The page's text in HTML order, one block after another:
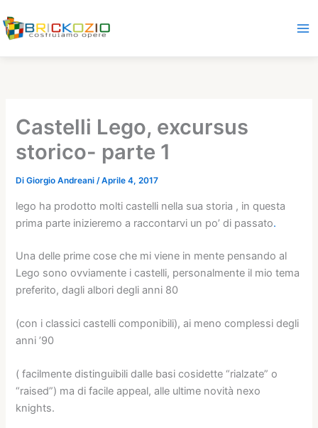
al
contenuto
Castelli Lego, excursus
storico- parte 1
DiGiorgio Andreani/Aprile 4, 2017
lego ha prodotto molti castelli nella sua storia , in questa
prima parte inizieremo a raccontarvi un po’ di passato.
Una delle prime cose che mi viene in mente pensando al
Lego sono ovviamente i castelli, personalmente il mio tema
preferito, dagli albori degli anni 80
(con i classici castelli componibili), ai meno complessi degli
anni ’90
( facilmente distinguibili dalle basi cosidette “rialzate” o
“raised”) ma di facile appeal, alle ultime novità nexo
knights.